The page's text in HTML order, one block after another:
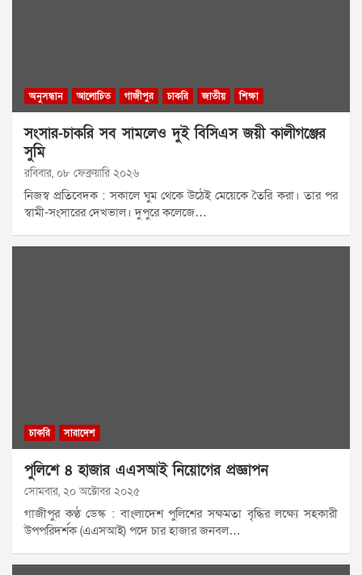
অনুসন্ধান আলোচিত গাজীপুর চাকরি জাতীয় শিক্ষা
সংসার-চাকরি সব সামলেও দুই বিসিএস জয়ী কালীগঞ্জের
সুমি
রবিবার, ০৮ ফেব্রুয়ারি ২০২৬
নিজস্ব প্রতিবেদক : সকালে ঘুম থেকে উঠেই মেয়েকে তৈরি করা। তার পর
স্বামী-সংসারের দেখভাল। দুপুরে কলেজে…
চাকরি সারাদেশ
পুলিশে ৪ হাজার এএসআই নিয়োগের প্রজ্ঞাপন
সোমবার, ২০ অক্টোবর ২০২৫
গাজীপুর কণ্ঠ ডেস্ক : বাংলাদেশ পুলিশের সক্ষমতা বৃদ্ধির লক্ষ্যে সহকারী
উপপরিদর্শক (এএসআই) পদে চার হাজার জনবল…